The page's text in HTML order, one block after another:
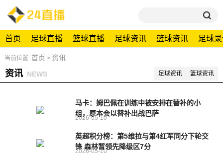
首页 足球直播 篮球直播 足球资讯 篮球资讯 足球
当前位置: 首页 > 资讯
资讯 NEWS 足球资讯 篮球资讯
马卡：姆巴佩在训练中被安排在替补的小
组，原本会以替补出战巴萨
2026-05-10
英超积分榜：第5维拉与第4红军同分下轮交
锋 森林暂领先降级区7分
2026-05-10